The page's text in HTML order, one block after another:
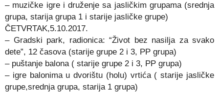
– muzičke igre i druženje sa jasličkim grupama (srednja
grupa, starija grupa 1 i starije jasličke grupe)
ČETVRTAK,5.10.2017.
– Gradski park, radionica: “Život bez nasilja za svako
dete”, 12 časova (starije grupe 2 i 3, PP grupa)
– puštanje balona ( starije grupe 2 i 3, PP grupa)
– igre balonima u dvorištu (holu) vrtića ( starije jasličke
grupe,srednja grupa, starija 1 grupa)